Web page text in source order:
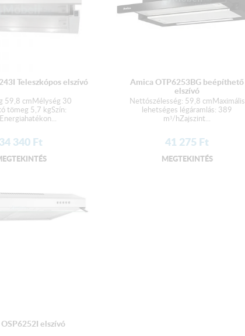
Teleszkópos elszívó
59,8 cmMélység 30
tömeg 5,7 kgSzín:
34 340Ft
Amica OTP6253BG beépíthető
elszívó
Nettószélesség: 59,8 cmMaximális
lehetséges légáramlás: 389
m³/hZajszint...
41 275 Ft
MEGTEKINTÉS
elszívó